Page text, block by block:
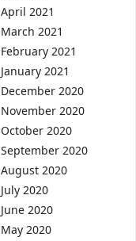
April 2021
March 2021
February 2021
January 2021
December 2020
November 2020
October 2020
September 2020
August 2020
July 2020
June 2020
May 2020